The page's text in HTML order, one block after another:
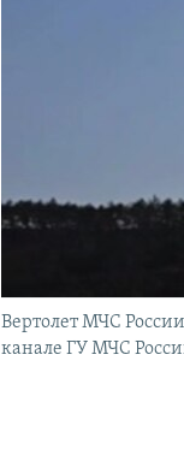
Вертолет МЧС
канале ГУ МЧС